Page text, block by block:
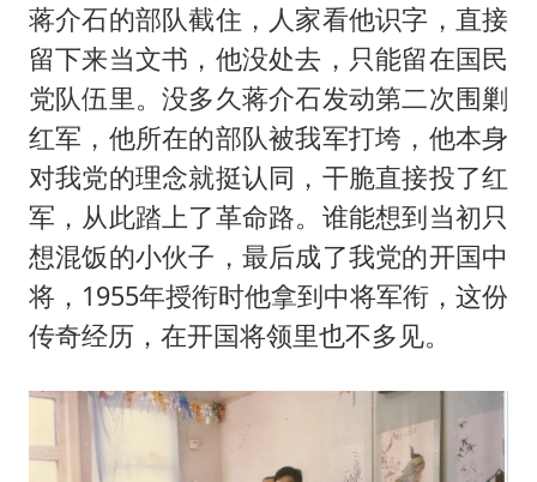
蒋介石的部队截住，人家看他识字，直接
留下来当文书，他没处去，只能留在国民
党队伍里。没多久蒋介石发动第二次围剿
红军，他所在的部队被我军打垮，他本身
对我党的理念就挺认同，干脆直接投了红
军，从此踏上了革命路。谁能想到当初只
想混饭的小伙子，最后成了我党的开国中
将，1955年授衔时他拿到中将军衔，这份
传奇经历，在开国将领里也不多见。